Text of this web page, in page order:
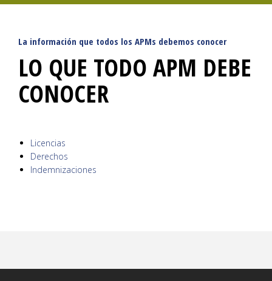
La información que todos los APMs debemos conocer
LO QUE TODO APM DEBE
CONOCER
Licencias
Derechos
Indemnizaciones